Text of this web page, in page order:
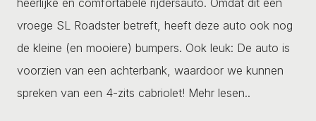
vroege SL Roadster betreft, heeft deze auto ook nog
de kleine (en mooiere) bumpers. Ook leuk: De auto is
voorzien van een achterbank, waardoor we kunnen
spreken van een 4-zits cabriolet! Mehr lesen..